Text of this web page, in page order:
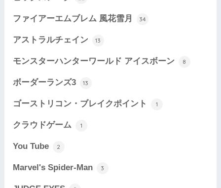
ファイアーエムブレム 風花雪月 34
アストラルチェイン 13
モンスターハンターワールド アイスボーン 8
ボーダーランズ3 13
ゴーストリコン・ブレイクポイント 1
クラウドゲーム 1
You Tube 2
Marvel's Spider-Man 3